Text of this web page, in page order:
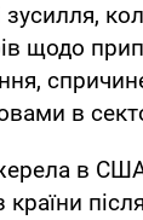
щодо
в
в